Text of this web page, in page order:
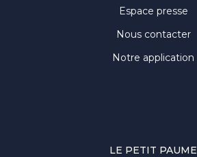
Espace presse
Nous contacter
Notre application
LE PETIT PAUME